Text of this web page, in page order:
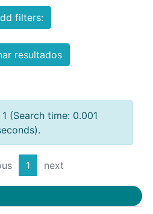
filters:
resultados
(Search time: 0.001
1 next